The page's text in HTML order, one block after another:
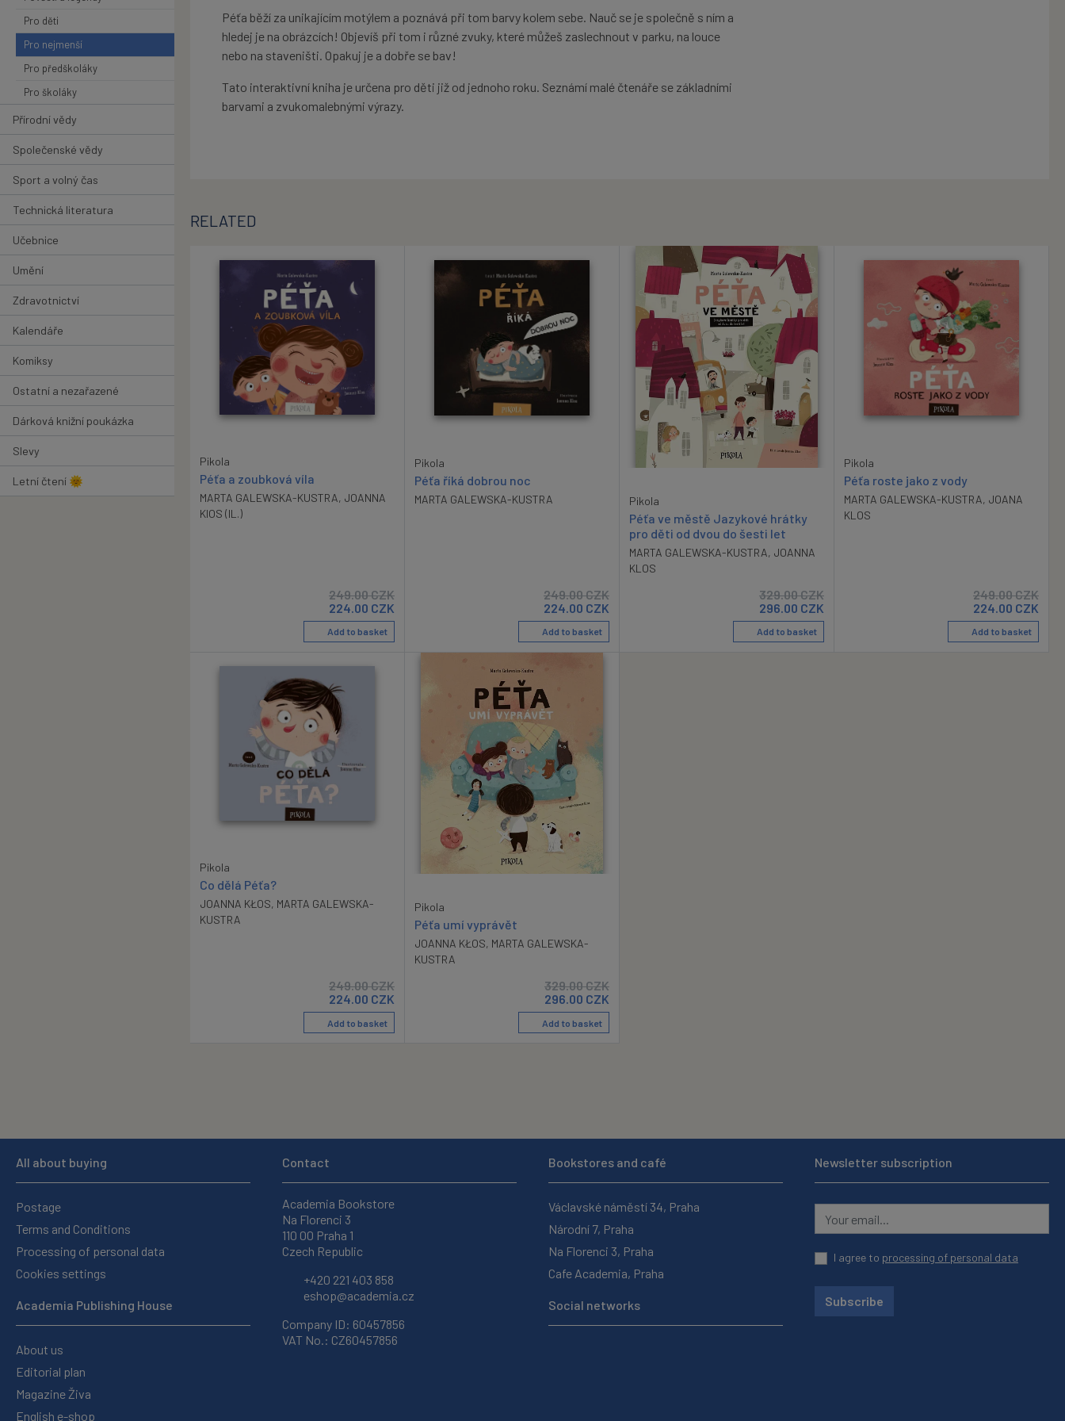
Pro děti
Pro nejmenší
Pro předškoláky
Pro školáky
Přírodní vědy
Společenské vědy
Sport a volný čas
Technická literatura
Učebnice
Umění
Zdravotnictví
Kalendáře
Komiksy
Ostatní a nezařazené
Dárková knižní poukázka
Slevy
Letní čtení 🌞
Péťa běží za unikajícím motýlem a poznává při tom barvy kolem sebe. Nauč se je společně s ním a
hledej je na obrázcích! Objevíš při tom i různé zvuky, které můžeš zaslechnout v parku, na louce
nebo na staveništi. Opakuj je a dobře se bav!
Tato interaktivní kniha je určena pro děti již od jednoho roku. Seznámí malé čtenáře se základními
barvami a zvukomalebnými výrazy.
RELATED
Pikola
Péťa a zoubková víla
MARTA GALEWSKA-KUSTRA, JOANNA
KIOS (IL.)
249.00CZK
224.00 CZK
Add to basket
Pikola
Péťa říká dobrou noc
MARTA GALEWSKA-KUSTRA
249.00CZK
224.00 CZK
Add to basket
Pikola
Péťa ve městě Jazykové hrátky
pro děti od dvou do šesti let
MARTA GALEWSKA-KUSTRA, JOANNA
KLOS
329.00CZK
296.00 CZK
Add to basket
Pikola
Péťa roste jako z vody
MARTA GALEWSKA-KUSTRA, JOANA
KLOS
249.00CZK
224.00 CZK
Add to basket
Pikola
Co dělá Péťa?
JOANNA KŁOS, MARTA GALEWSKA-
KUSTRA
249.00CZK
224.00 CZK
Add to basket
Pikola
Péťa umí vyprávět
JOANNA KŁOS, MARTA GALEWSKA-
KUSTRA
329.00CZK
296.00 CZK
Add to basket
All about buying
Postage
Terms and Conditions
Processing of personal data
Cookies settings
Academia Publishing House
About us
Editorial plan
Magazine Živa
English e-shop
Contact
Academia Bookstore
Na Florenci 3
110 00 Praha 1
Czech Republic
+420 221 403 858
eshop@academia.cz
Company ID: 60457856
VAT No.: CZ60457856
Bookstores and café
Václavské náměstí 34, Praha
Národní 7, Praha
Na Florenci 3, Praha
Cafe Academia, Praha
Social networks
Newsletter subscription
I agree to processing of personal data
Subscribe